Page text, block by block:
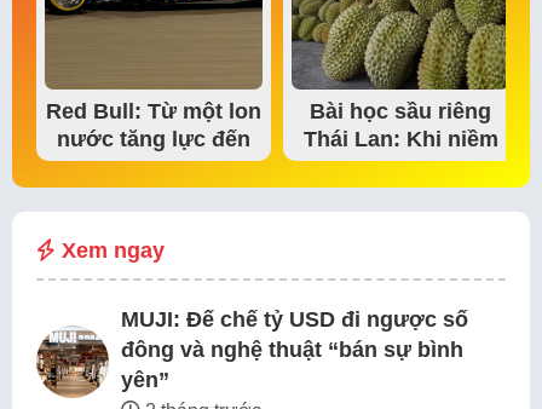
Red Bull: Từ một lon
nước tăng lực đến
đế chế thể…
Bài học sầu riêng
Thái Lan: Khi niềm
tin thị trường bắt…
Xem ngay
MUJI: Đế chế tỷ USD đi ngược số
đông và nghệ thuật “bán sự bình
yên”